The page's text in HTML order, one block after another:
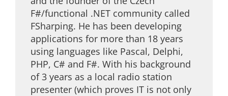
F#/functional .NET community called
FSharping. He has been developing
applications for more than 18 years
using languages like Pascal, Delphi,
PHP, C# and F#. With his background
of 3 years as a local radio station
presenter (which proves IT is not only